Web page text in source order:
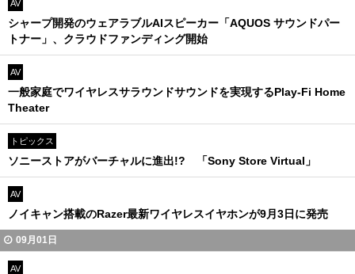
AV
シャープ開発のウェアラブルAIスピーカー「AQUOS サウンドパー
トナー」、クラウドファンディング開始
AV
一般家庭でワイヤレスサラウンドサウンドを実現するPlay-Fi Home
Theater
トピックス
ソニーストアがバーチャルに進出!? 「Sony Store Virtual」
AV
ノイキャン搭載のRazer最新ワイヤレスイヤホンが9月3日に発売
09月01日
AV